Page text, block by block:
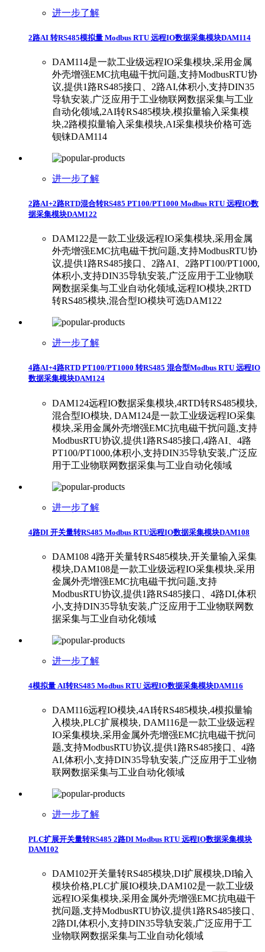
进一步了解
2路AI 转RS485模拟量 Modbus RTU 远程IO数据采集模块DAM114
DAM114是一款工业级远程IO采集模块,采用金属
外壳增强EMC抗电磁干扰问题,支持ModbusRTU协
议,提供1路RS485接口、2路AI,体积小,支持DIN35
导轨安装,广泛应用于工业物联网数据采集与工业
自动化领域,2AI转RS485模块,模拟量输入采集模
块,2路模拟量输入采集模块,AI采集模块价格可选
钡铼DAM114
进一步了解
2路AI+2路RTD混合转RS485 PT100/PT1000 Modbus RTU 远程IO数
据采集模块DAM122
DAM122是一款工业级远程IO采集模块,采用金属
外壳增强EMC抗电磁干扰问题,支持ModbusRTU协
议,提供1路RS485接口、2路AI、2路PT100/PT1000,
体积小,支持DIN35导轨安装,广泛应用于工业物联
网数据采集与工业自动化领域,远程IO模块,2RTD
转RS485模块,混合型IO模块可选DAM122
进一步了解
4路AI+4路RTD PT100/PT1000 转RS485 混合型Modbus RTU 远程IO
数据采集模块DAM124
DAM124远程IO数据采集模块,4RTD转RS485模块,
混合型IO模块, DAM124是一款工业级远程IO采集
模块,采用金属外壳增强EMC抗电磁干扰问题,支持
ModbusRTU协议,提供1路RS485接口,4路AI、4路
PT100/PT1000,体积小,支持DIN35导轨安装,广泛应
用于工业物联网数据采集与工业自动化领域
进一步了解
4路DI 开关量转RS485 Modbus RTU远程IO数据采集模块DAM108
DAM108 4路开关量转RS485模块,开关量输入采集
模块,DAM108是一款工业级远程IO采集模块,采用
金属外壳增强EMC抗电磁干扰问题,支持
ModbusRTU协议,提供1路RS485接口、4路DI,体积
小,支持DIN35导轨安装,广泛应用于工业物联网数
据采集与工业自动化领域
进一步了解
4模拟量 AI转RS485 Modbus RTU 远程IO数据采集模块DAM116
DAM116远程IO模块,4AI转RS485模块,4模拟量输
入模块,PLC扩展模块, DAM116是一款工业级远程
IO采集模块,采用金属外壳增强EMC抗电磁干扰问
题,支持ModbusRTU协议,提供1路RS485接口、4路
AI,体积小,支持DIN35导轨安装,广泛应用于工业物
联网数据采集与工业自动化领域
进一步了解
PLC扩展开关量转RS485 2路DI Modbus RTU 远程IO数据采集模块
DAM102
DAM102开关量转RS485模块,DI扩展模块,DI输入
模块价格,PLC扩展IO模块,DAM102是一款工业级
远程IO采集模块,采用金属外壳增强EMC抗电磁干
扰问题,支持ModbusRTU协议,提供1路RS485接口、
2路DI,体积小,支持DIN35导轨安装,广泛应用于工
业物联网数据采集与工业自动化领域